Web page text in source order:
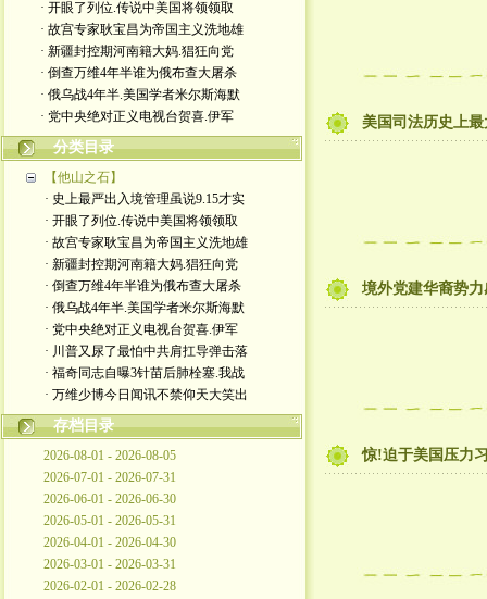
· 开眼了列位.传说中美国将领领取
· 故宫专家耿宝昌为帝国主义洗地雄
· 新疆封控期河南籍大妈.猖狂向党
· 倒查万维4年半谁为俄布查大屠杀
· 俄乌战4年半.美国学者米尔斯海默
· 党中央绝对正义电视台贺喜.伊军
分类目录
【他山之石】
· 史上最严出入境管理虽说9.15才实
· 开眼了列位.传说中美国将领领取
· 故宫专家耿宝昌为帝国主义洗地雄
· 新疆封控期河南籍大妈.猖狂向党
· 倒查万维4年半谁为俄布查大屠杀
· 俄乌战4年半.美国学者米尔斯海默
· 党中央绝对正义电视台贺喜.伊军
· 川普又尿了最怕中共肩扛导弹击落
· 福奇同志自曝3针苗后肺栓塞.我战
· 万维少博今日闻讯不禁仰天大笑出
存档目录
2026-08-01 - 2026-08-05
2026-07-01 - 2026-07-31
2026-06-01 - 2026-06-30
2026-05-01 - 2026-05-31
2026-04-01 - 2026-04-30
2026-03-01 - 2026-03-31
2026-02-01 - 2026-02-28
美国司法历史上
境外党建华裔势
惊!迫于美国压力